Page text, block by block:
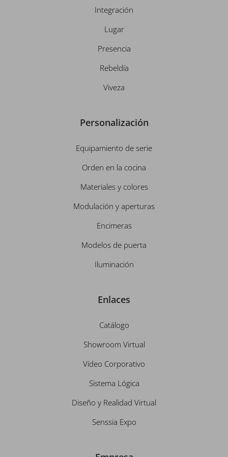
Integración
Lugar
Presencia
Rebeldía
Viveza
Personalización
Equipamiento de serie
Orden en la cocina
Materiales y colores
Modulación y aperturas
Encimeras
Modelos de puerta
Iluminación
Enlaces
Catálogo
Showroom Virtual
Vídeo Corporativo
Sistema Lógica
Diseño y Realidad Virtual
Senssia Expo